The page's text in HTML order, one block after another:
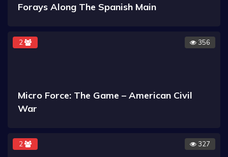
Forays Along The Spanish Main
2 356
Micro Force: The Game – American Civil
War
2 327